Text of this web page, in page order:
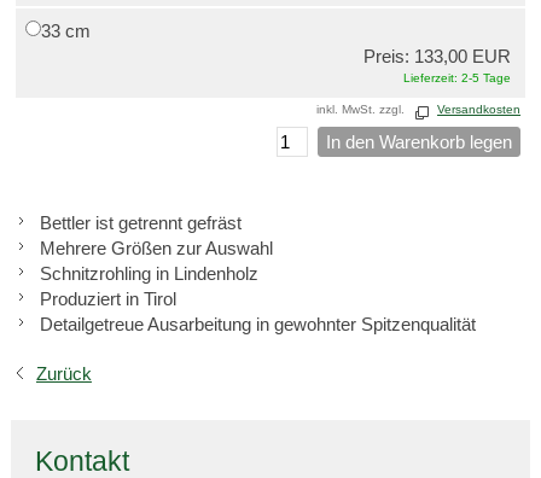
33 cm
Preis: 133,00 EUR
Lieferzeit: 2-5 Tage
inkl. MwSt. zzgl. Versandkosten
In den Warenkorb legen
Bettler ist getrennt gefräst
Mehrere Größen zur Auswahl
Schnitzrohling in Lindenholz
Produziert in Tirol
Detailgetreue Ausarbeitung in gewohnter Spitzenqualität
Zurück
Kontakt